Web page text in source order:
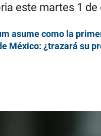
este martes 1
asume como la
México: ¿trazará su